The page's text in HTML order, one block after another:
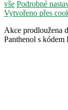
vše Podrobné
Vytvořeno přes
Akce prodloužena
Panthenol s kódem